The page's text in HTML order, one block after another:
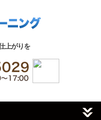
上がりを